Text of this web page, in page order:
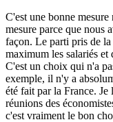
C'est une bonne
mesure parce que nous
façon. Le parti pris de la
maximum les salariés et
C'est un choix qui n'a
exemple, il n'y a
été fait par la France. Je
réunions des
c'est vraiment le bon